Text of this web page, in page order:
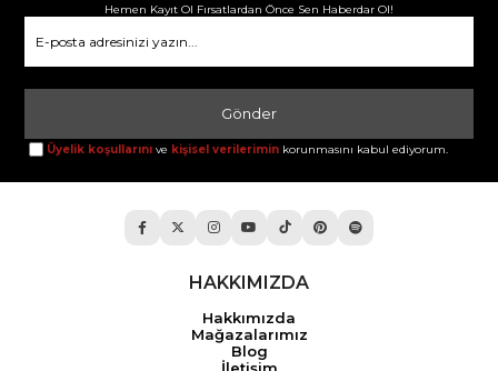
Hemen Kayıt Ol Fırsatlardan Önce Sen Haberdar Ol!
Gönder
Üyelik koşullarını ve kişisel verilerimin korunmasını kabul ediyorum.
HAKKIMIZDA
Hakkımızda
Mağazalarımız
Blog